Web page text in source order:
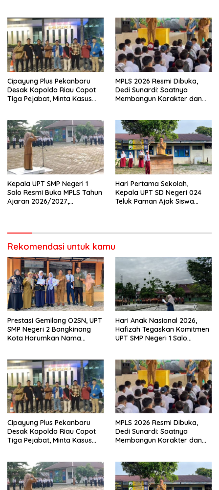
Cipayung Plus Pekanbaru
Desak Kapolda Riau Copot
Tiga Pejabat, Minta Kasus
MPLS 2026 Resmi Dibuka,
Dedi Sunardi: Saatnya
Membangun Karakter dan
Kepala UPT SMP Negeri 1
Salo Resmi Buka MPLS Tahun
Ajaran 2026/2027,
Hari Pertama Sekolah,
Kepala UPT SD Negeri 024
Teluk Paman Ajak Siswa
Rekomendasi untuk kamu
Prestasi Gemilang O2SN, UPT
SMP Negeri 2 Bangkinang
Kota Harumkan Nama
Hari Anak Nasional 2026,
Hafizah Tegaskan Komitmen
UPT SMP Negeri 1 Salo
Cipayung Plus Pekanbaru
Desak Kapolda Riau Copot
Tiga Pejabat, Minta Kasus
MPLS 2026 Resmi Dibuka,
Dedi Sunardi: Saatnya
Membangun Karakter dan